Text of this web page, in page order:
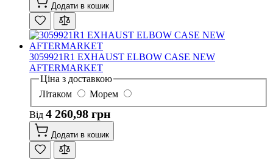
Додати в кошик
3059921R1 EXHAUST ELBOW CASE NEW
AFTERMARKET
Ціна з доставкою
Літаком
Морем
Від 4 260,98 грн
Додати в кошик